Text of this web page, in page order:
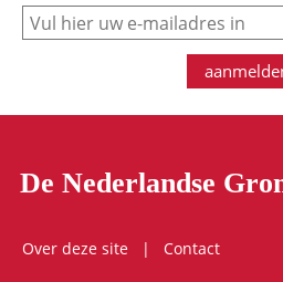
e-
De Nederlandse
Over deze site
Contact